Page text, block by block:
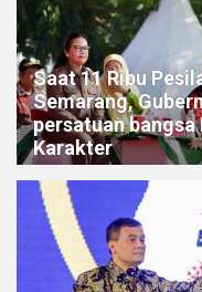
Saat 11 Ribu
Semarang,
persatuan bangsa
Karakter